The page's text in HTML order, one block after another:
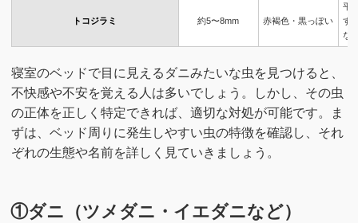
トコジラミ 約5〜8mm 赤褐色・黒っぽい
平
す
な
寝室のベッドで目に見えるダニみたいな虫を見つけると、
不快感や不安を覚える人は多いでしょう。しかし、その虫
の正体を正しく特定できれば、適切な対処が可能です。ま
ずは、ベッド周りに発生しやすい虫の特徴を確認し、それ
ぞれの生態や名前を詳しく見ていきましょう。
①ダニ（ツメダニ・イエダニなど）